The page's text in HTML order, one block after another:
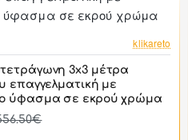
klikareto
3x3 μέτρα
επαγγελματική με
ύφασμα σε εκρού χρώμα